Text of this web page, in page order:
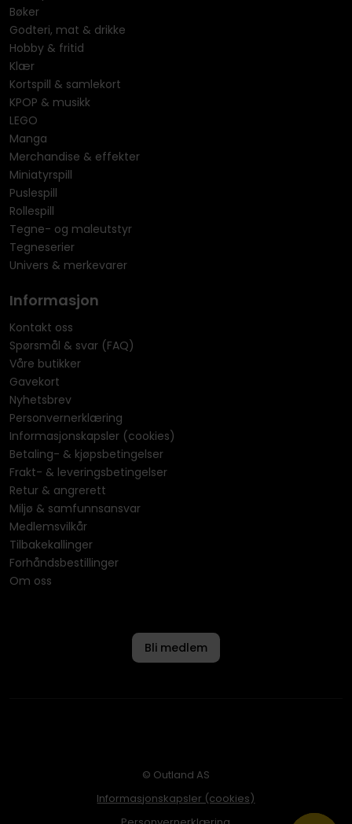
Bøker
Godteri, mat & drikke
Hobby & fritid
Klær
Kortspill & samlekort
KPOP & musikk
LEGO
Manga
Merchandise & effekter
Miniatyrspill
Puslespill
Rollespill
Tegne- og maleutstyr
Tegneserier
Univers & merkevarer
Informasjon
Kontakt oss
Spørsmål & svar (FAQ)
Våre butikker
Gavekort
Nyhetsbrev
Personvernerklæring
Informasjonskapsler (cookies)
Betaling- & kjøpsbetingelser
Frakt- & leveringsbetingelser
Retur & angrerett
Miljø & samfunnsansvar
Medlemsvilkår
Tilbakekallinger
Forhåndsbestillinger
Om oss
Bli medlem
© Outland AS
Informasjonskapsler (cookies)